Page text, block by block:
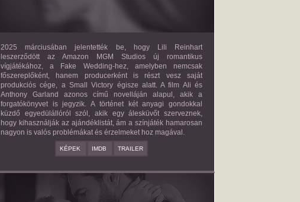
2025 márciusában jelentették be, hogy Lili Reinhart
leszerződött az Amazon MGM Studios új romantikus
vígjátékához, a Fake Wedding-hez, amelyben nemcsak
főszereplőként, hanem producerként is részt vesz saját
produkciós cége, a Small Victory égisze alatt. A film Ali és
Anthony Garland azonos című novelláján alapul, akik a
forgatókönyvet is jegyzik. A történet két anyagi gondokkal
küzdő egyedülállóról szól, akik egy álesküvőt szerveznek,
hogy kihasználják az ajándéklistát, ám a színjáték hamarosan
nagyon is valós problémákat és érzelmeket hoz magával.
KÉPEK IMDB TRAILER